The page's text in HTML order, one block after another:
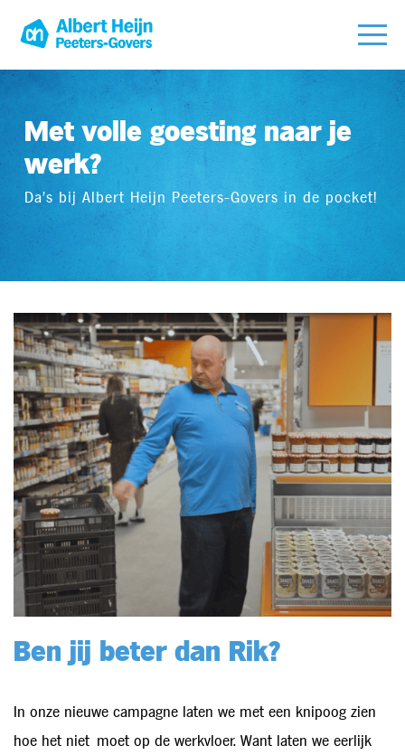
Met volle goesting naar je
werk?
Da's bij Albert Heijn Peeters-Govers in de pocket!
Ben jij beter dan Rik?
In onze nieuwe campagne laten we met een knipoog zien
hoe het niet moet op de werkvloer. Want laten we eerlijk